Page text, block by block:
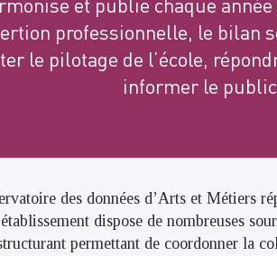
professionnelle, le bilan
le pilotage de l’école,
informer le
des données d’Arts et Métiers
dispose de nombreuses
permettant de coordonner la